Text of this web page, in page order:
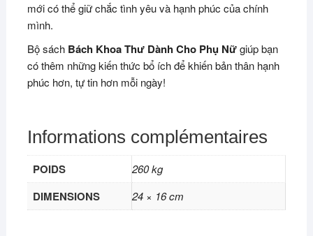
mới có thể giữ chắc tình yêu và hạnh phúc của chính
mình.
Bộ sách Bách Khoa Thư Dành Cho Phụ Nữgiúp bạn
có thêm những kiến thức bổ ích để khiến bản thân hạnh
phúc hơn, tự tin hơn mỗi ngày!
Informations complémentaires
POIDS 260 kg
DIMENSIONS 24 × 16 cm